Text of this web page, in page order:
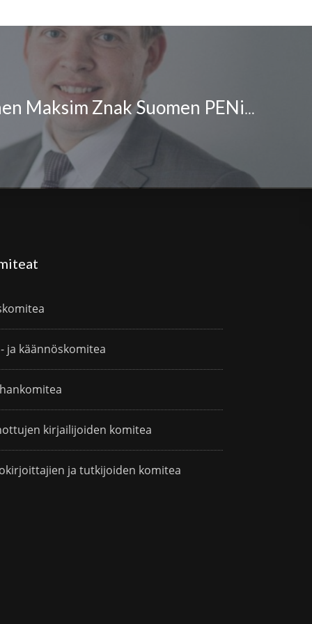
Valkovenäläinen Maksim Znak Suomen PENin kunniajäseneksi
ja käännöskomitea
kirjailijoiden komitea
ja tutkijoiden komitea